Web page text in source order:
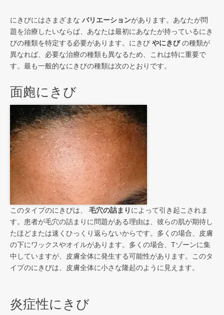
にきびにはさまざまな バリエーションがあります。あなたが問
題を治療したいならば、あなたは最初にあなたが持っているにき
びの種類を特定する必要があります。にきび やにきびの種類が
異なれば、必要な治療の種類も異なるため、これは特に重要で
す。最も一般的なにきびの種類は次のとおりです。
面皰にきび
このタイプのにきびは、 毛穴の詰まり によって引き起こされま
す。患者が毛穴の詰まりに問題がある理由は、彼らの肌が期待し
たほどまたは速くひっくり返らないからです。多くの場合、皮膚
の下にワックスやオイルがあります。多くの場合、Tゾーンに集
中していますが、皮膚全体に発生する可能性があります。このタ
イプのにきびは、皮膚全体に小さな隆起のように見えます。
炎症性にきび